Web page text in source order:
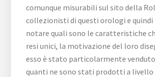
comunque misurabili sul sito della
collezionisti di questi orologi e
notare quali sono le caratteristiche
resi unici, la motivazione del loro
esso è stato particolarmente
quanti ne sono stati prodotti a livello